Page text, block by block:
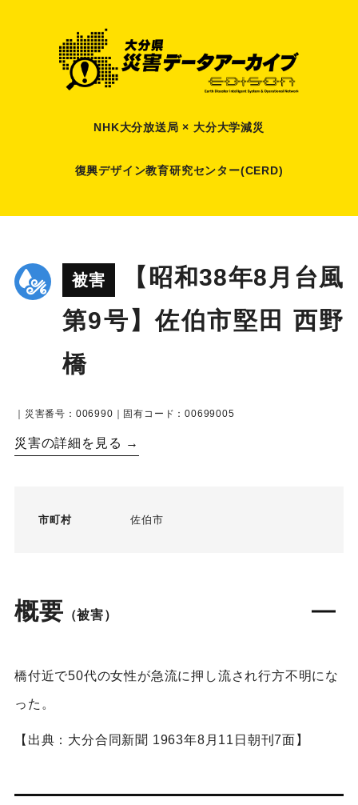
NHK大分放送局 × 大分大学減災
復興デザイン教育研究センター(CERD)
被害
【昭和38年8月台風
第9号】佐伯市堅田 西野
橋
｜災害番号：006990｜固有コード：00699005
災害の詳細を見る →
市町村 佐伯市
概要 （被害）
橋付近で50代の女性が急流に押し流され行方不明にな
った。
【出典：大分合同新聞 1963年8月11日朝刊7面】